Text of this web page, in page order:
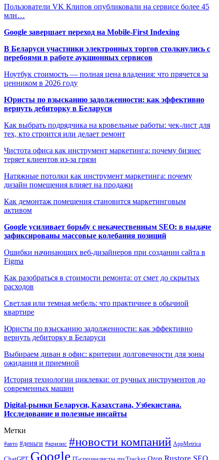
Пользователи VK Клипов опубликовали на сервисе более 45
млн…
Google завершает переход на Mobile-First Indexing
В Беларуси участники электронных торгов столкнулись с
перебоями в работе аукционных сервисов
Ноутбук стоимость — полная цена владения: что прячется за
ценником в 2026 году
Юристы по взысканию задолженности: как эффективно
вернуть дебиторку в Беларуси
Как выбрать подрядчика на кровельные работы: чек-лист для
тех, кто строится или делает ремонт
Чистота офиса как инструмент маркетинга: почему бизнес
теряет клиентов из-за грязи
Натяжные потолки как инструмент маркетинга: почему
дизайн помещения влияет на продажи
Как демонтаж помещения становится маркетинговым
активом
Google усиливает борьбу с некачественным SEO: в выдаче
зафиксированы массовые колебания позиций
Ошибки начинающих веб-дизайнеров при создании сайта в
Figma
Как разобраться в стоимости ремонта: от смет до скрытых
расходов
Светлая или темная мебель: что практичнее в обычной
квартире
Юристы по взысканию задолженности: как эффективно
вернуть дебиторку в Беларуси
Выбираем диван в офис: критерии долговечности для зоны
ожидания и приемной
История технологии циклевки: от ручных инструментов до
современных машин
Digital-рынки Беларуси, Казахстана, Узбекистана.
Исследование и полезные инсайты
Метки
#авто #деньги #кризис #новости компаний AppMetrica
Google Rustore SEO